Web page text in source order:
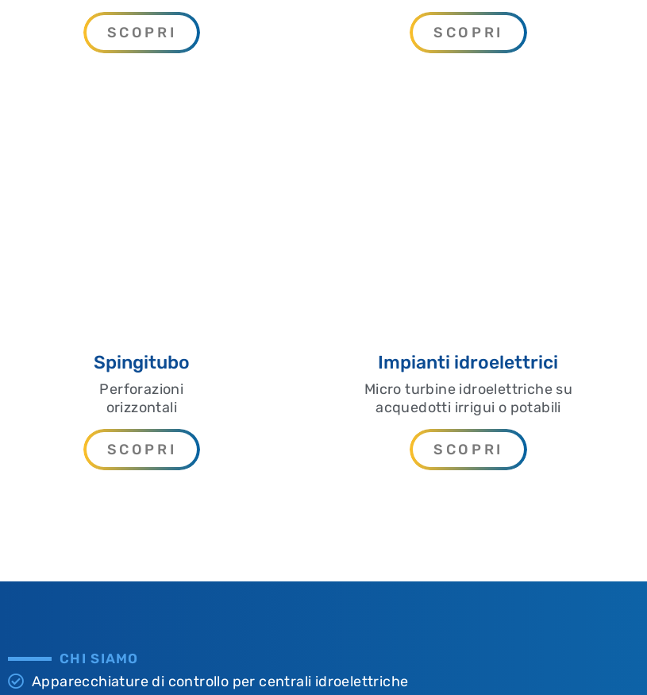
SCOPRI SCOPRI
Spingitubo
Perforazioni
orizzontali
SCOPRI
Impianti idroelettrici
Micro turbine idroelettriche su
acquedotti irrigui o potabili
SCOPRI
CHI SIAMO
Apparecchiature di controllo per centrali idroelettriche